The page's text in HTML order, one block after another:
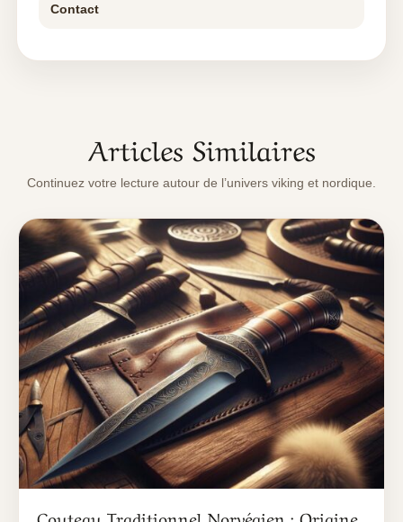
Contact
Articles Similaires
Continuez votre lecture autour de l’univers viking et nordique.